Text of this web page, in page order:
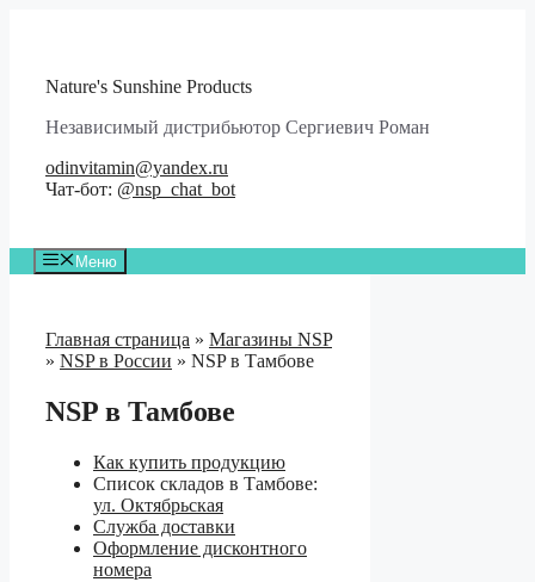
Nature's Sunshine Products
Независимый дистрибьютор Сергиевич Роман
odinvitamin@yandex.ru
Чат-бот: @nsp_chat_bot
Меню
Главная страница » Магазины NSP
» NSP в России » NSP в Тамбове
NSP в Тамбове
Как купить продукцию
Список складов в Тамбове:
ул. Октябрьская
Служба доставки
Оформление дисконтного
номера